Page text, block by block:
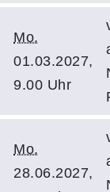
Mo.
01.03.2027,
9.00 Uhr
Mo.
28.06.2027,